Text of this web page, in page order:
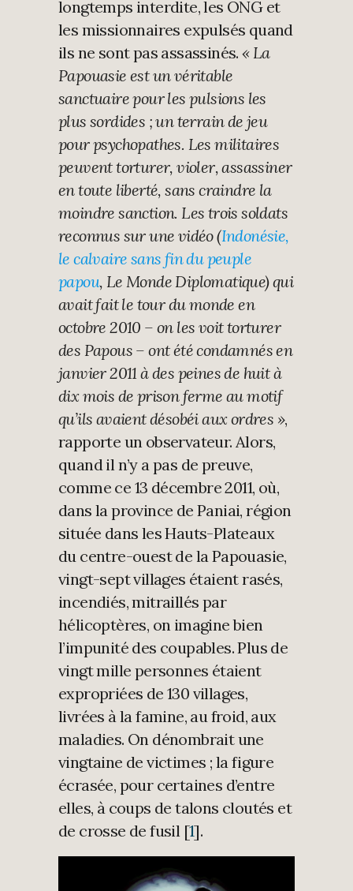
longtemps interdite, les ONG et
les missionnaires expulsés quand
ils ne sont pas assassinés.« La
Papouasie est un véritable
sanctuaire pour les pulsions les
plus sordides ; un terrain de jeu
pour psychopathes. Les militaires
peuvent torturer, violer, assassiner
en toute liberté, sans craindre la
moindre sanction. Les trois soldats
reconnus sur une vidéo (Indonésie,
le calvaire sans fin du peuple
papou, Le Monde Diplomatique) qui
avait fait le tour du monde en
octobre 2010 – on les voit torturer
des Papous – ont été condamnés en
janvier 2011 à des peines de huit à
dix mois de prison ferme au motif
qu’ils avaient désobéi aux ordres »,
rapporte un observateur. Alors,
quand il n’y a pas de preuve,
comme ce 13 décembre 2011, où,
dans la province de Paniai, région
située dans les Hauts-Plateaux
du centre-ouest de la Papouasie,
vingt-sept villages étaient rasés,
incendiés, mitraillés par
hélicoptères, on imagine bien
l’impunité des coupables. Plus de
vingt mille personnes étaient
expropriées de 130 villages,
livrées à la famine, au froid, aux
maladies. On dénombrait une
vingtaine de victimes ; la figure
écrasée, pour certaines d’entre
elles, à coups de talons cloutés et
de crosse de fusil [1].